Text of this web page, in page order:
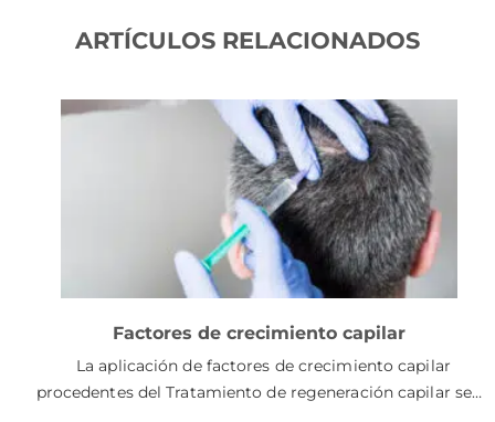
ARTÍCULOS RELACIONADOS
Factores de crecimiento capilar
La aplicación de factores de crecimiento capilar
procedentes del Tratamiento de regeneración capilar se…